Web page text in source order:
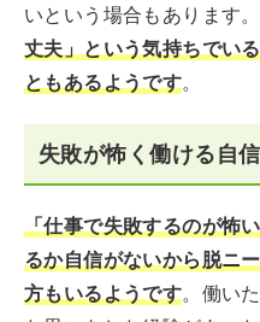
いという場合もあります。
丈夫」という気持ちでい
ともあるようです。
失敗が怖く働ける自
「仕事で失敗するのが怖
るか自信がないから脱ニ
方もいるようです。働い